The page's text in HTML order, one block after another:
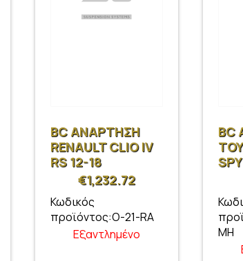
BC ΑΝΑΡΤΗΣΗ
RENAULT CLIO IV
RS 12-18
€1,232.72
Κωδικός
προϊόντος:O-21-RA
Εξαντλημένο
BC
MH